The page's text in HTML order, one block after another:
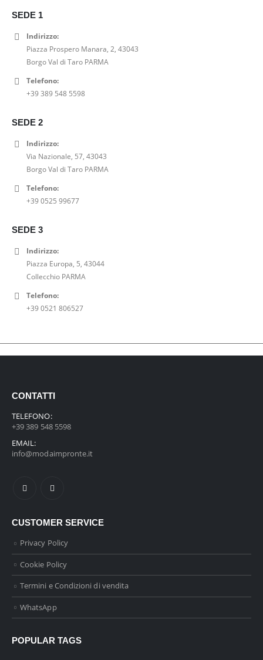
SEDE 1
Indirizzo:
Piazza Prospero Manara, 2, 43043
Borgo Val di Taro PARMA
Telefono:
+39 389 548 5598
SEDE 2
Indirizzo:
Via Nazionale, 57, 43043
Borgo Val di Taro PARMA
Telefono:
+39 0525 99677
SEDE 3
Indirizzo:
Piazza Europa, 5, 43044
Collecchio PARMA
Telefono:
+39 0521 806527
CONTATTI
TELEFONO:
+39 389 548 5598
EMAIL:
info@modaimpronte.it
CUSTOMER SERVICE
Privacy Policy
Cookie Policy
Termini e Condizioni di vendita
WhatsApp
POPULAR TAGS